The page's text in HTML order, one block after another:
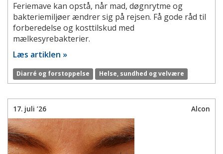
Feriemave kan opstå, når mad, døgnrytme og
bakteriemiljøer ændrer sig på rejsen. Få gode råd til
forberedelse og kosttilskud med
mælkesyrebakterier.
Læs artiklen »
Diarré og forstoppelse Helse, sundhed og velvære
17. juli ’26 Alcon